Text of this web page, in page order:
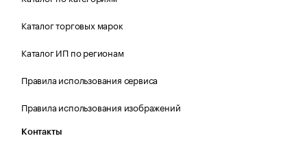
Каталог торговых марок
Каталог ИП по регионам
Правила использования сервиса
Правила использования изображений
Контакты